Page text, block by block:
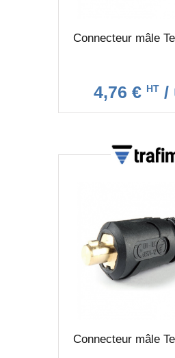
Connecteur mâle
4,76 € HT /
Connecteur mâle